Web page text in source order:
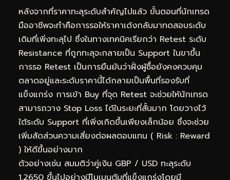
หลังจากที่ราคาทะลุระดับสำคัญไปแล้ว ขั้นตอนที่นักเทรด
มืออาชีพจะทำคือการรอให้ราคาเด้งกลับมาทดสอบระดับ
เดิมที่เพิ่งทะลุไป ซึ่งในทางเทคนิคเรียกว่า Retest ระดับ
Resistance ที่ถูกทะลุจะกลายเป็น Support ในขาขึ้น
การรอ Retest เป็นการยืนยันว่าฝั่งผู้ซื้อยังคงควบคุม
ตลาดอยู่และระดับราคานี้ได้กลายเป็นพื้นที่รองรับที่
แข็งแกร่ง การเข้า Buy ที่จุด Retest จะช่วยให้นักเทรด
สามารถวาง Stop Loss ได้ในระยะที่สั้นมาก โดยวางไว้
ใต้ระดับ Support ที่เพิ่งเกิดขึ้นเพียงเล็กน้อย ซึ่งจะช่วย
เพิ่มสัดส่วนความเสี่ยงต่อผลตอบแทน ( Risk : Reward
) ให้ดีขึ้นอย่างมาก
ตัวอย่างเช่น สมมติว่าคู่เงิน GBP / USD ทะลุระดับ